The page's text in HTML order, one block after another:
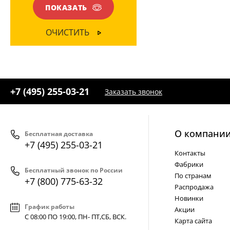
ПОКАЗАТЬ
ОЧИСТИТЬ
+7 (495) 255-03-21 Заказать звонок
Бесплатная доставка
+7 (495) 255-03-21
Бесплатный звонок по России
+7 (800) 775-63-32
График работы
С 08:00 ПО 19:00, ПН- ПТ,СБ, ВСК.
О
Контакты
Фабрики
По странам
Распродажа
Новинки
Акции
Карта сайта